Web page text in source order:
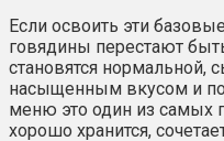
Если освоить эти
говядины перестают
становятся нормальной,
насыщенным вкусом и
меню это один из самых
хорошо хранится,